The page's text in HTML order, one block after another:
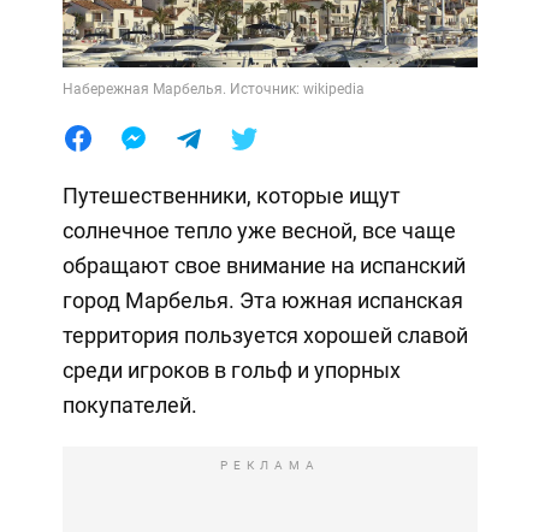
Набережная Марбелья. Источник: wikipedia
Путешественники, которые ищут
солнечное тепло уже весной, все чаще
обращают свое внимание на испанский
город Марбелья. Эта южная испанская
территория пользуется хорошей славой
среди игроков в гольф и упорных
покупателей.
РЕКЛАМА